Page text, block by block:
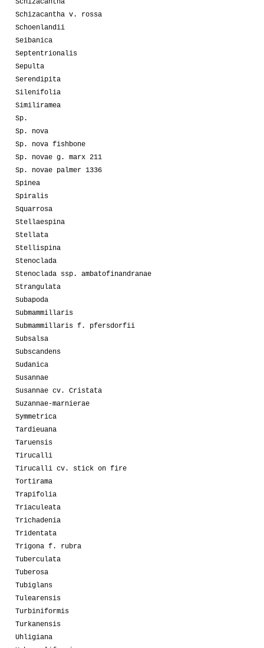
Schizacantha
Schizacantha v. rossa
Schoenlandii
Seibanica
Septentrionalis
Sepulta
Serendipita
Silenifolia
Similiramea
Sp.
Sp. nova
Sp. nova fishbone
Sp. novae g. marx 211
Sp. novae palmer 1336
Spinea
Spiralis
Squarrosa
Stellaespina
Stellata
Stellispina
Stenoclada
Stenoclada ssp. ambatofinandranae
Strangulata
Subapoda
Submammillaris
Submammillaris f. pfersdorfii
Subsalsa
Subscandens
Sudanica
Susannae
Susannae cv. Cristata
Suzannae-marnierae
Symmetrica
Tardieuana
Taruensis
Tirucalli
Tirucalli cv. stick on fire
Tortirama
Trapifolia
Triaculeata
Trichadenia
Tridentata
Trigona f. rubra
Tuberculata
Tuberosa
Tubiglans
Tulearensis
Turbiniformis
Turkanensis
Uhligiana